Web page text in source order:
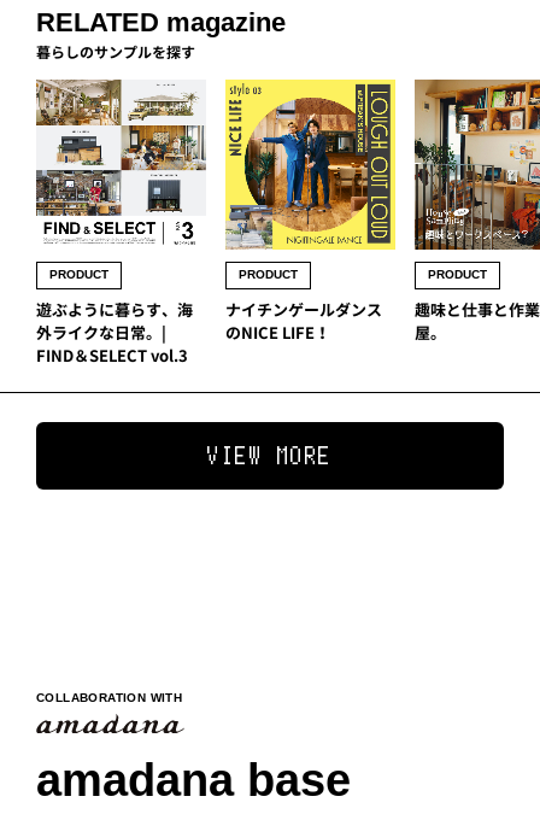
RELATED magazine
暮らしのサンプルを探す
PRODUCT
遊ぶように暮らす、海
外ライクな日常。|
FIND＆SELECT vol.3
PRODUCT
ナイチンゲールダンス
のNICE LIFE！
PRODUCT
趣味と仕事と作
屋。
VIEW MORE
COLLABORATION WITH
amadana base